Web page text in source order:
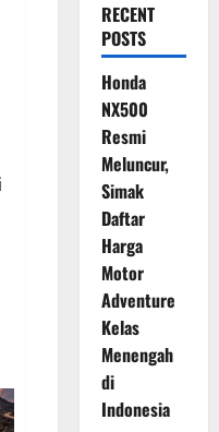
RECENT
POSTS
Honda
NX500
Resmi
Meluncur,
Simak
Daftar
Harga
Motor
Adventure
Kelas
Menengah
di
Indonesia